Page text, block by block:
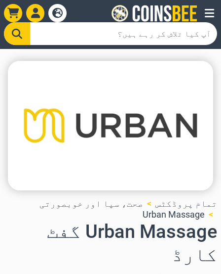
تمام پروڈکٹس
صحت، سپا اور خوبصورتی
Urban Massage
Urban Massage گفٹ
کارڈ